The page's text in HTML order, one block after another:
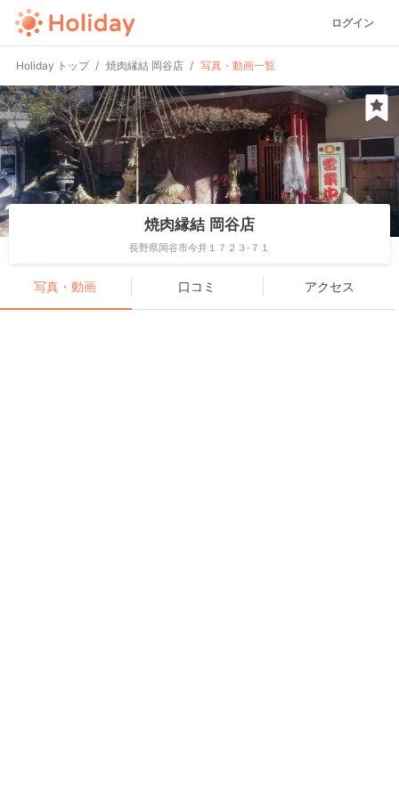
ログイン
Holiday トップ 焼肉縁結 岡谷店 写真・動画一覧
焼肉縁結 岡谷店
長野県岡谷市今井１７２３-７１
写真・動画 口コミ アクセス